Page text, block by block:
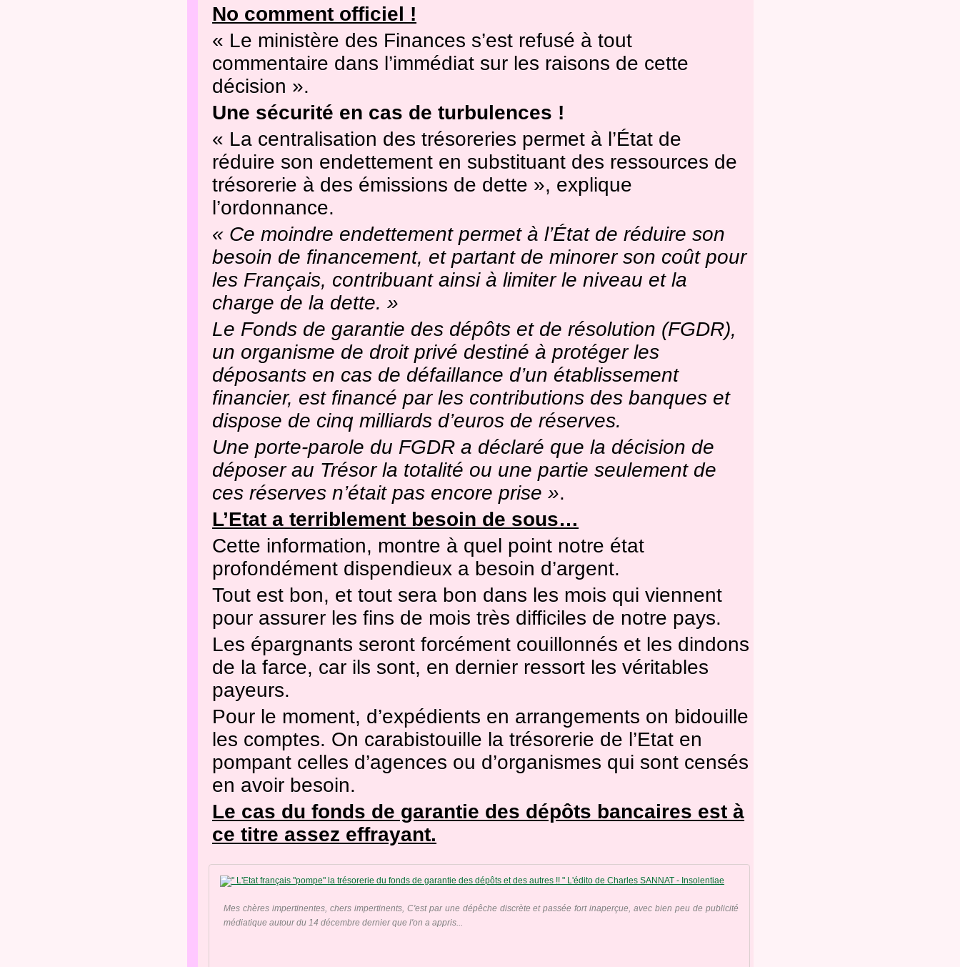
No comment officiel !
« Le ministère des Finances s’est refusé à tout
commentaire dans l’immédiat sur les raisons de cette
décision ».
Une sécurité en cas de turbulences !
« La centralisation des trésoreries permet à l’État de
réduire son endettement en substituant des ressources de
trésorerie à des émissions de dette », explique
l’ordonnance.
« Ce moindre endettement permet à l’État de réduire son
besoin de financement, et partant de minorer son coût pour
les Français, contribuant ainsi à limiter le niveau et la
charge de la dette. »
Le Fonds de garantie des dépôts et de résolution (FGDR),
un organisme de droit privé destiné à protéger les
déposants en cas de défaillance d’un établissement
financier, est financé par les contributions des banques et
dispose de cinq milliards d’euros de réserves.
Une porte-parole du FGDR a déclaré que la décision de
déposer au Trésor la totalité ou une partie seulement de
ces réserves n’était pas encore prise ».
L’Etat a terriblement besoin de sous…
Cette information, montre à quel point notre état
profondément dispendieux a besoin d’argent.
Tout est bon, et tout sera bon dans les mois qui viennent
pour assurer les fins de mois très difficiles de notre pays.
Les épargnants seront forcément couillonnés et les dindons
de la farce, car ils sont, en dernier ressort les véritables
payeurs.
Pour le moment, d’expédients en arrangements on bidouille
les comptes. On carabistouille la trésorerie de l’Etat en
pompant celles d’agences ou d’organismes qui sont censés
en avoir besoin.
Le cas du fonds de garantie des dépôts bancaires est à
ce titre assez effrayant.
Mes chères impertinentes, chers impertinents, C'est par une dépêche discrète et passée fort inaperçue, avec bien peu de publicité
médiatique autour du 14 décembre dernier que l'on a appris...